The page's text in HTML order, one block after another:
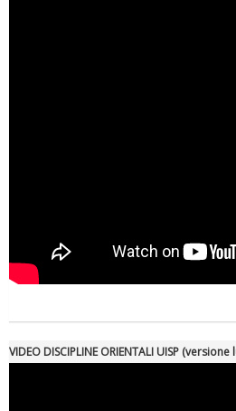
VIDEO DISCIPLINE ORIENTALI UISP (versione